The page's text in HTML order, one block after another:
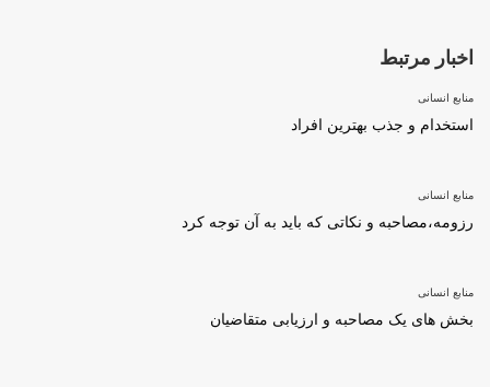
اخبار مرتبط
منابع انسانی
استخدام و جذب بهترین افراد
منابع انسانی
رزومه،مصاحبه و نکاتی که باید به آن توجه کرد
منابع انسانی
بخش های یک مصاحبه و ارزیابی متقاضیان